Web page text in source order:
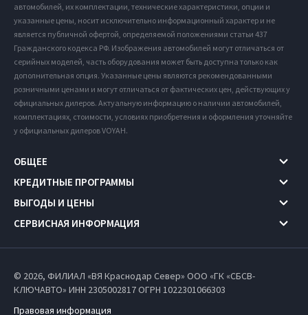
автомобилей, их комплектации, технические характеристики, опции и
указанные цены, носит исключительно информационный характер и не
является публичной офертой, определяемой положениями статьи 437
Гражданского кодекса РФ. Изображения автомобилей могут отличаться от
серийных моделей, часть оборудования может быть доступна только как
дополнительная опция. Указанные цены являются рекомендованными
розничными ценами и могут отличаться от фактических цен, действующих у
официальных дилеров. Актуальную информацию о наличии автомобилей,
комплектациях, стоимости, условиях приобретения и оформления уточняйте
у официальных дилеров VOYAH.
ОБЩЕЕ
КРЕДИТНЫЕ ПРОГРАММЫ
ВЫГОДЫ И ЦЕНЫ
СЕРВИСНАЯ ИНФОРМАЦИЯ
© 2026, ФИЛИАЛ «ВЯ Краснодар Север» ООО «ГК «СБСВ-
КЛЮЧАВТО» ИНН 2305002817ОГРН 1022301066303
Правовая информация